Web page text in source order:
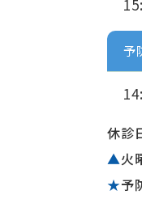
予
休診
▲火
★予